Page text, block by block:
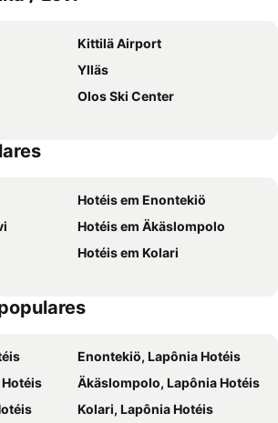
Kittilä Airport
Ylläs
Olos Ski Center
Hotéis em Enontekiö
Hotéis em Äkäslompolo
Hotéis em Kolari
Enontekiö, Lapônia Hotéis
Äkäslompolo, Lapônia Hotéis
Kolari, Lapônia Hotéis